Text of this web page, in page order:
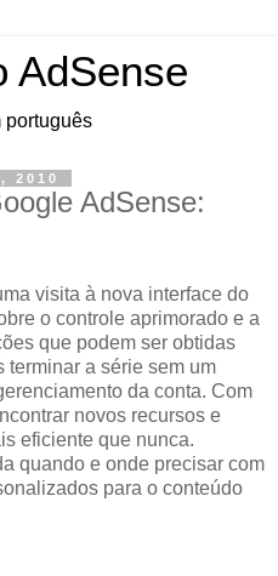
AdSense
português
2010
AdSense:
visita à nova interface do
o controle aprimorado e a
que podem ser obtidas
terminar a série sem um
da conta. Com
novos recursos e
eficiente que nunca.
quando e onde precisar com
para o conteúdo